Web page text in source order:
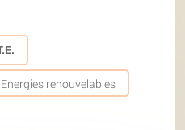
Energies renouvelables